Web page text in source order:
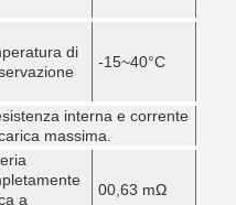
di
-15~40°C
interna e corrente
massima.
a
00,63 mΩ